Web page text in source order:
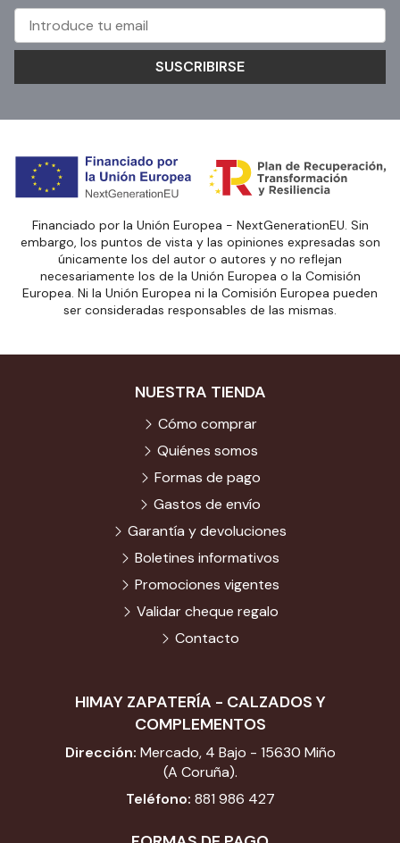
SUSCRIBIRSE
Financiado por la Unión Europea - NextGenerationEU. Sin
embargo, los puntos de vista y las opiniones expresadas son
únicamente los del autor o autores y no reflejan
necesariamente los de la Unión Europea o la Comisión
Europea. Ni la Unión Europea ni la Comisión Europea pueden
ser consideradas responsables de las mismas.
HIMAY ZAPATERÍA - CALZADOS Y
COMPLEMENTOS
Dirección: Mercado, 4 Bajo - 15630 Miño
(A Coruña).
Teléfono: 881 986 427
NUESTRA TIENDA
Cómo comprar
Quiénes somos
Formas de pago
Gastos de envío
Garantía y devoluciones
Boletines informativos
Promociones vigentes
Validar cheque regalo
Contacto